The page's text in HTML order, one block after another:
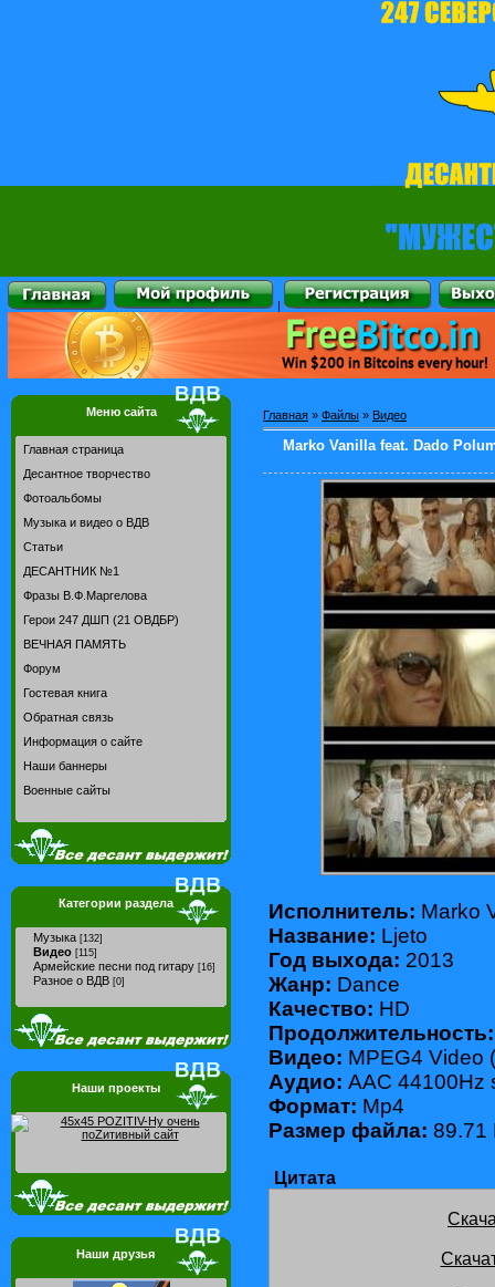
|
Меню сайта
Главная страница
Десантное творчество
Фотоальбомы
Музыка и видео о ВДВ
Статьи
ДЕСАНТНИК №1
Фразы В.Ф.Маргелова
Герои 247 ДШП (21 ОВДБР)
ВЕЧНАЯ ПАМЯТЬ
Форум
Гостевая книга
Обратная связь
Информация о сайте
Наши баннеры
Военные сайты
Категории раздела
Музыка [132]
Видео [115]
Армейские песни под гитару [16]
Разное о ВДВ [0]
Наши проекты
Наши друзья
Главная » Файлы » Видео
Marko Vanilla feat. Dado
Исполнитель: Marko
Название: Ljeto
Год выхода: 2013
Жанр: Dance
Качество: HD
Продолжительность:
Видео: MPEG4 Video
Аудио: AAC 44100Hz
Формат: Mp4
Размер файла: 89.71
Цитата